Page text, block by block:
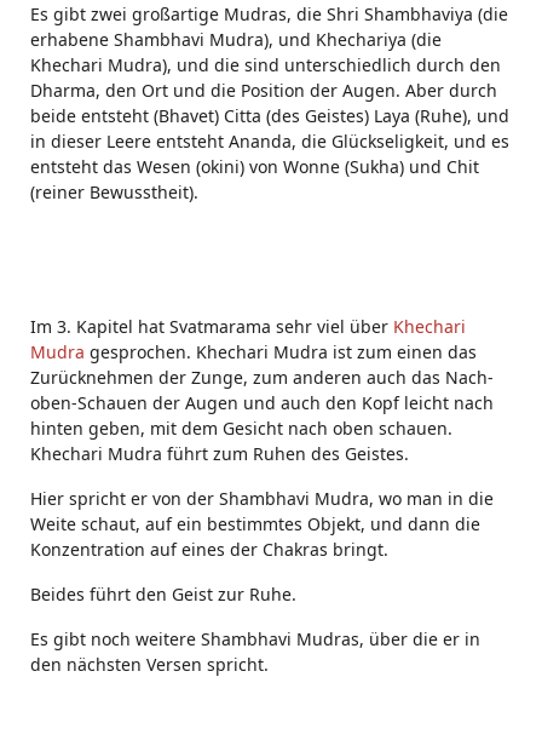
Es gibt zwei großartige Mudras, die Shri Shambhaviya (die
erhabene Shambhavi Mudra), und Khechariya (die
Khechari Mudra), und die sind unterschiedlich durch den
Dharma, den Ort und die Position der Augen. Aber durch
beide entsteht (Bhavet) Citta (des Geistes) Laya (Ruhe), und
in dieser Leere entsteht Ananda, die Glückseligkeit, und es
entsteht das Wesen (okini) von Wonne (Sukha) und Chit
(reiner Bewusstheit).
Im 3. Kapitel hat Svatmarama sehr viel über Khechari
Mudra gesprochen. Khechari Mudra ist zum einen das
Zurücknehmen der Zunge, zum anderen auch das Nach-
oben-Schauen der Augen und auch den Kopf leicht nach
hinten geben, mit dem Gesicht nach oben schauen.
Khechari Mudra führt zum Ruhen des Geistes.
Hier spricht er von der Shambhavi Mudra, wo man in die
Weite schaut, auf ein bestimmtes Objekt, und dann die
Konzentration auf eines der Chakras bringt.
Beides führt den Geist zur Ruhe.
Es gibt noch weitere Shambhavi Mudras, über die er in
den nächsten Versen spricht.